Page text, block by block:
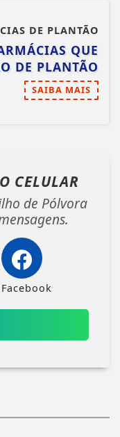
DE PLANTÃO
QUE
DE PLANTÃO
SAIBA MAIS
CELULAR
de Pólvora
Facebook